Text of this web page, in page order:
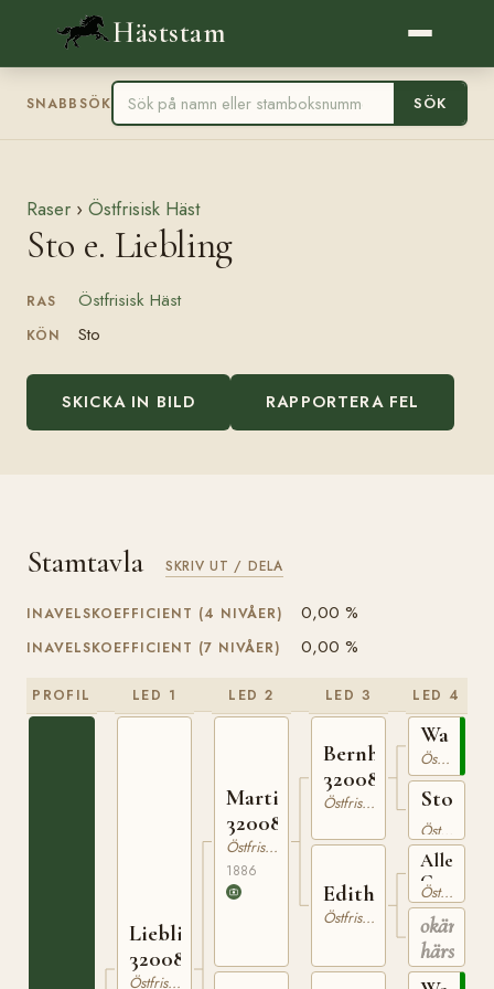
Häststam
SNABBSÖK SÖK
Raser › Östfrisisk Häst
Sto e. Liebling
RAS Östfrisisk Häst
KÖN Sto
SKICKA IN BILD RAPPORTERA FEL
Stamtavla SKRIV UT / DELA
INAVELSKOEFFICIENT (4 NIVÅER) 0,00 %
INAVELSKOEFFICIENT (7 NIVÅER) 0,00 %
PROFIL LED 1
Liebling
320087991
Östfrisisk Häst
LED 2
Martin
320081586
Östfrisisk Häst
1886
LED 3
Bernhard
320080382
Östfrisisk Häst
Edith
Östfrisisk Häst
LED 4
Waibel
Östfrisisk Häst
Sto
e.
Lucas
Östfrisisk Häst
Alles
GehtÖstfrisisk Häst
okänd